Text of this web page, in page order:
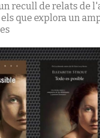
recull de relats de
que explora un